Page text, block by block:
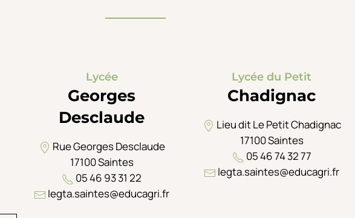
Lycée
Georges
Desclaude
Rue Georges Desclaude
17100 Saintes
05 46 93 31 22
legta.saintes@educagri.fr
Lycée du Petit
Chadignac
Lieu dit Le Petit Chadignac
17100 Saintes
05 46 74 32 77
legta.saintes@educagri.fr